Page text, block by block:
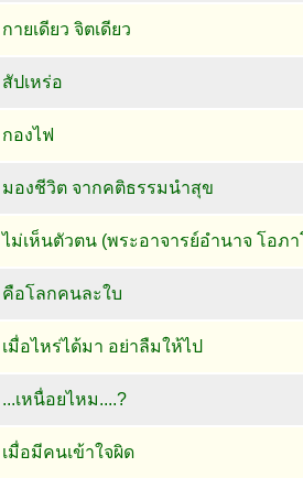
กายเดียว จิตเดียว
สัปเหร่อ
กองไฟ
มองชีวิต จากคติธรรมนำสุข
ไม่เห็นตัวตน (พระอาจารย์อำนาจ โอภา
คือโลกคนละใบ
เมื่อไหร่ได้มา อย่าลืมให้ไป
...เหนื่อยไหม....?
เมื่อมีคนเข้าใจผิด